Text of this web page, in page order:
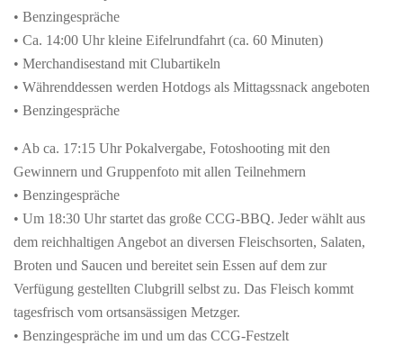
• Benzingespräche
• Ca. 14:00 Uhr kleine Eifelrundfahrt (ca. 60 Minuten)
• Merchandisestand mit Clubartikeln
• Währenddessen werden Hotdogs als Mittagssnack angeboten
• Benzingespräche
• Ab ca. 17:15 Uhr Pokalvergabe, Fotoshooting mit den
Gewinnern und Gruppenfoto mit allen Teilnehmern
• Benzingespräche
• Um 18:30 Uhr startet das große CCG-BBQ. Jeder wählt aus
dem reichhaltigen Angebot an diversen Fleischsorten, Salaten,
Broten und Saucen und bereitet sein Essen auf dem zur
Verfügung gestellten Clubgrill selbst zu. Das Fleisch kommt
tagesfrisch vom ortsansässigen Metzger.
• Benzingespräche im und um das CCG-Festzelt